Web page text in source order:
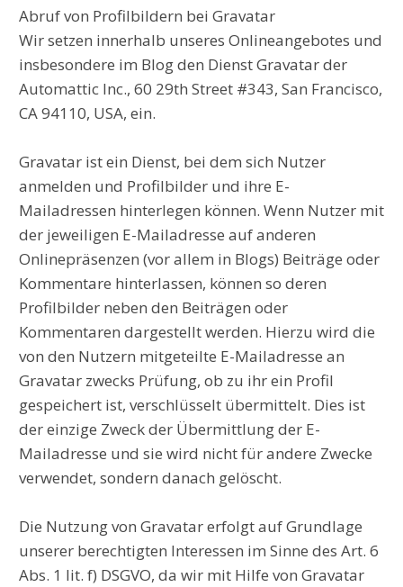
Abruf von Profilbildern bei Gravatar
Wir setzen innerhalb unseres Onlineangebotes und
insbesondere im Blog den Dienst Gravatar der
Automattic Inc., 60 29th Street #343, San Francisco,
CA 94110, USA, ein.
Gravatar ist ein Dienst, bei dem sich Nutzer
anmelden und Profilbilder und ihre E-
Mailadressen hinterlegen können. Wenn Nutzer mit
der jeweiligen E-Mailadresse auf anderen
Onlinepräsenzen (vor allem in Blogs) Beiträge oder
Kommentare hinterlassen, können so deren
Profilbilder neben den Beiträgen oder
Kommentaren dargestellt werden. Hierzu wird die
von den Nutzern mitgeteilte E-Mailadresse an
Gravatar zwecks Prüfung, ob zu ihr ein Profil
gespeichert ist, verschlüsselt übermittelt. Dies ist
der einzige Zweck der Übermittlung der E-
Mailadresse und sie wird nicht für andere Zwecke
verwendet, sondern danach gelöscht.
Die Nutzung von Gravatar erfolgt auf Grundlage
unserer berechtigten Interessen im Sinne des Art. 6
Abs. 1 lit. f) DSGVO, da wir mit Hilfe von Gravatar